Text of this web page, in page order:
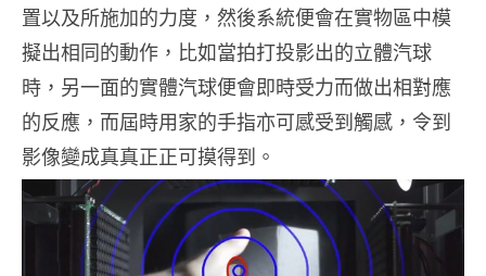
置以及所施加的力度，然後系統便會在實物區中模
擬出相同的動作，比如當拍打投影出的立體汽球
時，另一面的實體汽球便會即時受力而做出相對應
的反應，而屆時用家的手指亦可感受到觸感，令到
影像變成真真正正可摸得到。